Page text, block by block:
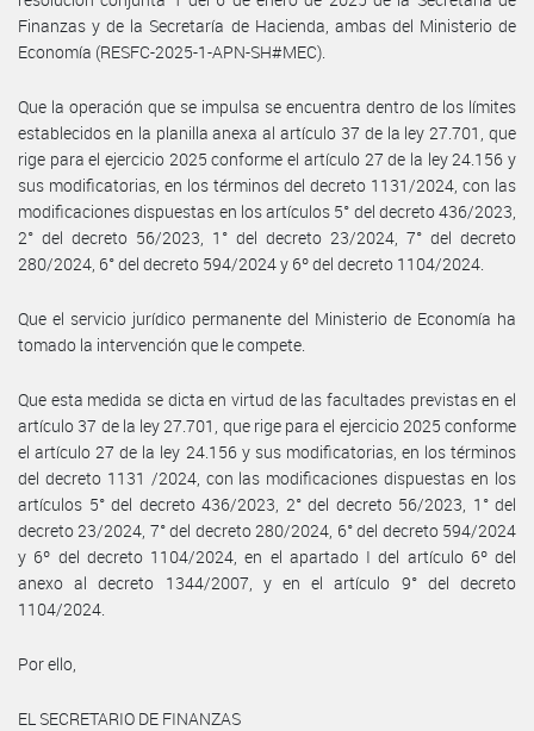
Finanzas y de la Secretaría de Hacienda, ambas del Ministerio de
Economía (RESFC-2025-1-APN-SH#MEC).
Que la operación que se impulsa se encuentra dentro de los límites
establecidos en la planilla anexa al artículo 37 de la ley 27.701, que
rige para el ejercicio 2025 conforme el artículo 27 de la ley 24.156 y
sus modificatorias, en los términos del decreto 1131/2024, con las
modificaciones dispuestas en los artículos 5° del decreto 436/2023,
2° del decreto 56/2023, 1° del decreto 23/2024, 7° del decreto
280/2024, 6° del decreto 594/2024 y 6º del decreto 1104/2024.
Que el servicio jurídico permanente del Ministerio de Economía ha
tomado la intervención que le compete.
Que esta medida se dicta en virtud de las facultades previstas en el
artículo 37 de la ley 27.701, que rige para el ejercicio 2025 conforme
el artículo 27 de la ley 24.156 y sus modificatorias, en los términos
del decreto 1131 /2024, con las modificaciones dispuestas en los
artículos 5° del decreto 436/2023, 2° del decreto 56/2023, 1° del
decreto 23/2024, 7° del decreto 280/2024, 6° del decreto 594/2024
y 6º del decreto 1104/2024, en el apartado I del artículo 6º del
anexo al decreto 1344/2007, y en el artículo 9° del decreto
1104/2024.
Por ello,
EL SECRETARIO DE FINANZAS